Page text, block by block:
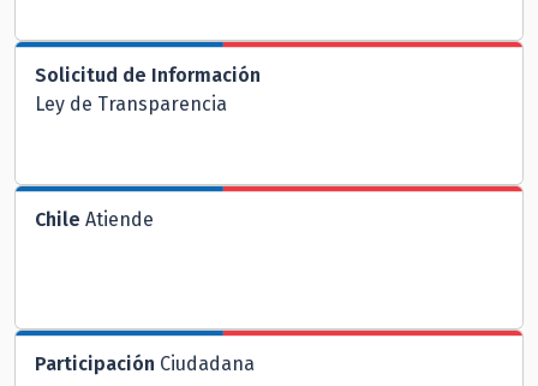
Solicitud de Información
Ley de Transparencia
Chile Atiende
Participación Ciudadana